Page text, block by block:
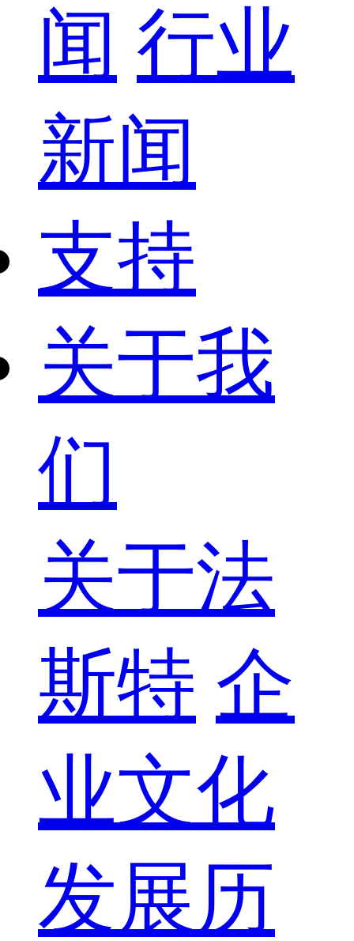
闻 行业
新闻
支持
关于我
们
关于法
斯特 企
业文化
发展历